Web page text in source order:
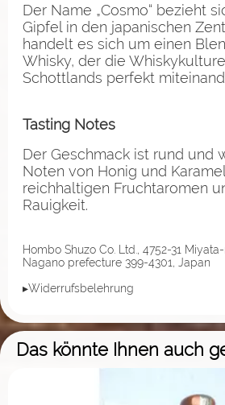
Der Name „Cosmo“ bezieht
Gipfel in den japanischen
handelt es sich um einen
Whisky, der die
Schottlands perfekt
Tasting Notes
Der Geschmack ist rund und
Noten von Honig und
reichhaltigen Fruchtaromen
Rauigkeit.
Hombo Shuzo Co. Ltd., 4752-31
Nagano prefecture 399-4301, Japan
▸Widerrufsbelehrung
Das könnte Ihnen auch